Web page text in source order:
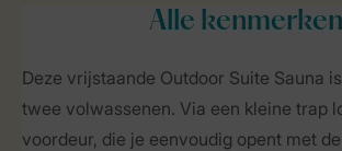
Alle kenmerken
Deze vrijstaande Outdoor Suite Sauna
twee volwassenen. Via een kleine trap
voordeur, die je eenvoudig opent met